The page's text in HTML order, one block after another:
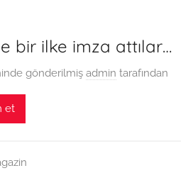
bir ilke imza attılar…
gönderilmiş admin tarafından
et